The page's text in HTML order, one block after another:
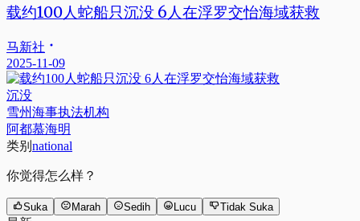
载约100人蛇船只沉没 6人在浮罗交怡海域获救
马新社
2025-11-09
沉没
雪州海事执法机构
阿都慕海明
类别 national
你觉得怎么样？
Suka Marah Sedih Lucu Tidak Suka